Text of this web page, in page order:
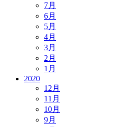
7月
6月
5月
4月
3月
2月
1月
2020
12月
11月
10月
9月